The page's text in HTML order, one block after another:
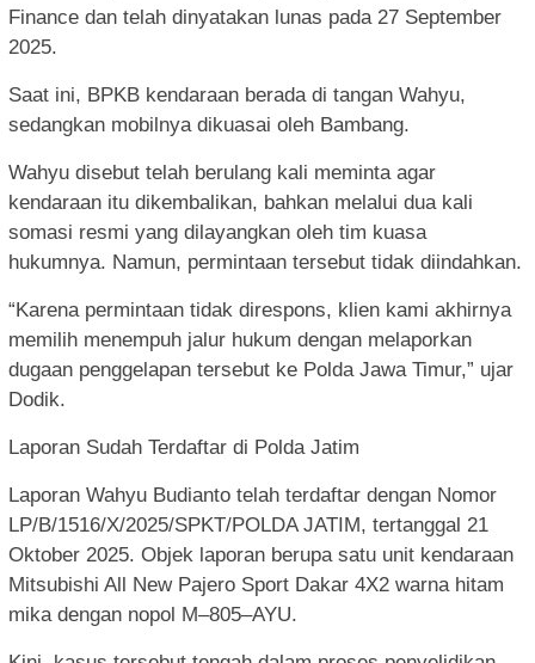
Finance dan telah dinyatakan lunas pada 27 September
2025.
Saat ini, BPKB kendaraan berada di tangan Wahyu,
sedangkan mobilnya dikuasai oleh Bambang.
Wahyu disebut telah berulang kali meminta agar
kendaraan itu dikembalikan, bahkan melalui dua kali
somasi resmi yang dilayangkan oleh tim kuasa
hukumnya. Namun, permintaan tersebut tidak diindahkan.
“Karena permintaan tidak direspons, klien kami akhirnya
memilih menempuh jalur hukum dengan melaporkan
dugaan penggelapan tersebut ke Polda Jawa Timur,” ujar
Dodik.
Laporan Sudah Terdaftar di Polda Jatim
Laporan Wahyu Budianto telah terdaftar dengan Nomor
LP/B/1516/X/2025/SPKT/POLDA JATIM, tertanggal 21
Oktober 2025. Objek laporan berupa satu unit kendaraan
Mitsubishi All New Pajero Sport Dakar 4X2 warna hitam
mika dengan nopol M–805–AYU.